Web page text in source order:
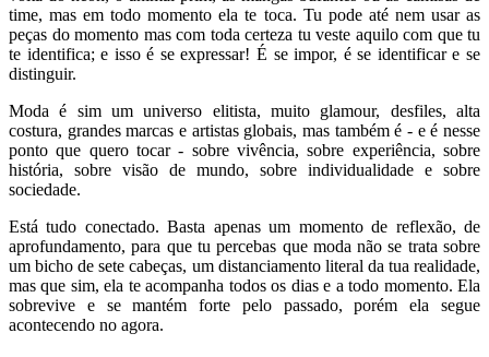
time, mas em todo momento ela te toca. Tu pode até nem usar as
peças do momento mas com toda certeza tu veste aquilo com que tu
te identifica; e isso é se expressar! É se impor, é se identificar e se
distinguir.
Moda é sim um universo elitista, muito glamour, desfiles, alta
costura, grandes marcas e artistas globais, mas também é - e é nesse
ponto que quero tocar - sobre vivência, sobre experiência, sobre
história, sobre visão de mundo, sobre individualidade e sobre
sociedade.
Está tudo conectado. Basta apenas um momento de reflexão, de
aprofundamento, para que tu percebas que moda não se trata sobre
um bicho de sete cabeças, um distanciamento literal da tua realidade,
mas que sim, ela te acompanha todos os dias e a todo momento. Ela
sobrevive e se mantém forte pelo passado, porém ela segue
acontecendo no agora.